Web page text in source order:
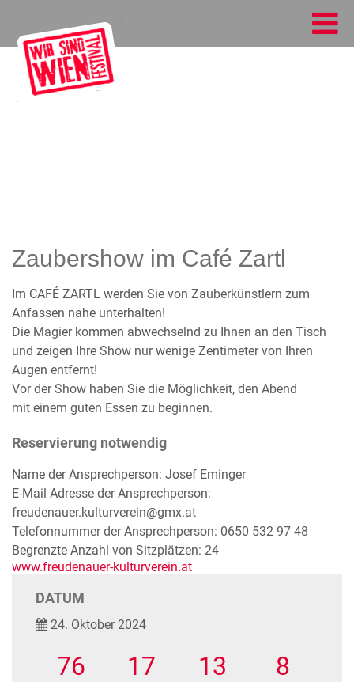
Zaubershow im Café Zartl
Im CAFÉ ZARTL werden Sie von Zauberkünstlern zum
Anfassen nahe unterhalten!
Die Magier kommen abwechselnd zu Ihnen an den Tisch
und zeigen Ihre Show nur wenige Zentimeter von Ihren
Augen entfernt!
Vor der Show haben Sie die Möglichkeit, den Abend
mit einem guten Essen zu beginnen.
Reservierung notwendig
Name der Ansprechperson: Josef Eminger
E-Mail Adresse der Ansprechperson:
freudenauer.kulturverein@gmx.at
Telefonnummer der Ansprechperson: 0650 532 97 48
Begrenzte Anzahl von Sitzplätzen: 24
www.freudenauer-kulturverein.at
DATUM
24. Oktober 2024
76 17 13 8